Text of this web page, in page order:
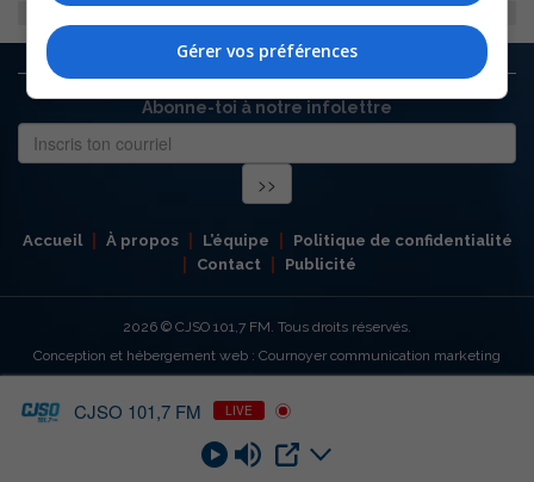
Abonne-toi à notre infolettre
Accueil À propos L’équipe
Politique de confidentialité
Contact
Publicité
2026 © CJSO 101,7 FM. Tous droits réservés.
Conception et hébergement web : Cournoyer communication marketing
CJSO 101,7 FM LIVE
Gérer vos préférences